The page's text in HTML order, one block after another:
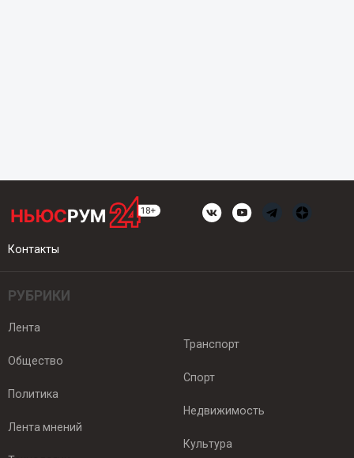
Контакты
РУБРИКИ
Лента
Общество
Политика
Лента мнений
Транспорт
Спорт
Недвижимость
Культура